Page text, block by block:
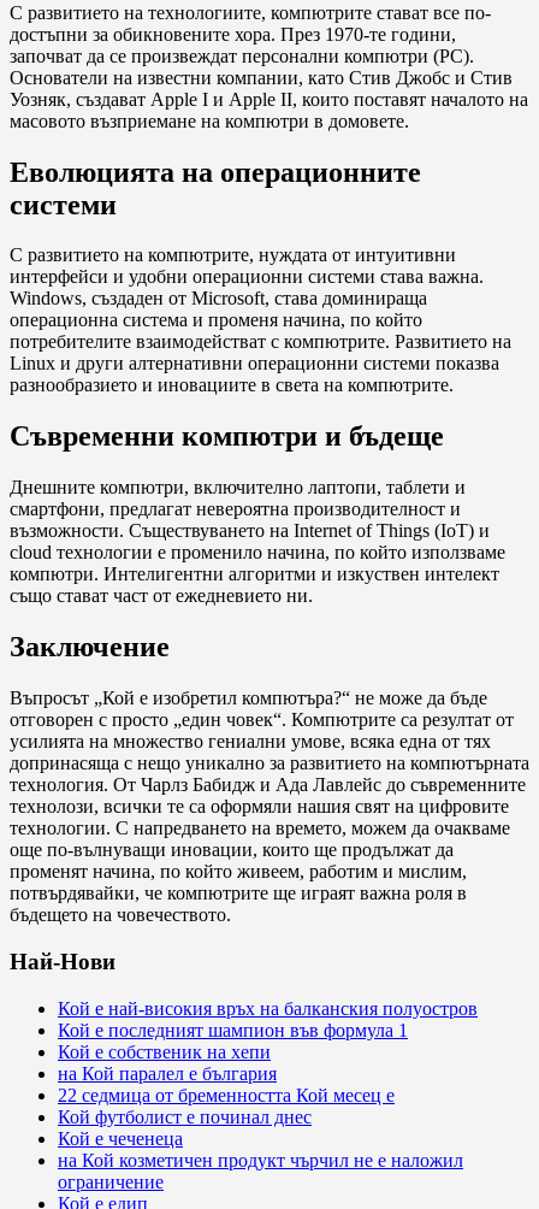
С развитието на технологиите, компютрите стават все по-
достъпни за обикновените хора. През 1970-те години,
започват да се произвеждат персонални компютри (PC).
Основатели на известни компании, като Стив Джобс и Стив
Уозняк, създават Apple I и Apple II, които поставят началото на
масовото възприемане на компютри в домовете.
Еволюцията на операционните
системи
С развитието на компютрите, нуждата от интуитивни
интерфейси и удобни операционни системи става важна.
Windows, създаден от Microsoft, става доминираща
операционна система и променя начина, по който
потребителите взаимодействат с компютрите. Развитието на
Linux и други алтернативни операционни системи показва
разнообразието и иновациите в света на компютрите.
Съвременни компютри и бъдеще
Днешните компютри, включително лаптопи, таблети и
смартфони, предлагат невероятна производителност и
възможности. Съществуването на Internet of Things (IoT) и
cloud технологии е променило начина, по който използваме
компютри. Интелигентни алгоритми и изкуствен интелект
също стават част от ежедневието ни.
Заключение
Въпросът „Кой е изобретил компютъра?“ не може да бъде
отговорен с просто „един човек“. Компютрите са резултат от
усилията на множество гениални умове, всяка една от тях
допринасяща с нещо уникално за развитието на компютърната
технология. От Чарлз Бабидж и Ада Лавлейс до съвременните
технолози, всички те са оформяли нашия свят на цифровите
технологии. С напредването на времето, можем да очакваме
още по-вълнуващи иновации, които ще продължат да
променят начина, по който живеем, работим и мислим,
потвърдявайки, че компютрите ще играят важна роля в
бъдещето на човечеството.
Най-Нови
Кой е най-високия връх на балканския полуостров
Кой е последният шампион във формула 1
Кой е собственик на хепи
на Кой паралел е българия
22 седмица от бременността Кой месец е
Кой футболист е починал днес
Кой е чеченеца
на Кой козметичен продукт чърчил не е наложил
ограничение
Кой е едип